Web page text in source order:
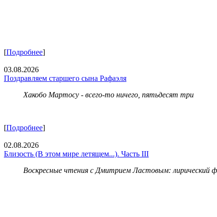
[Подробнее]
03.08.2026
Поздравляем старшего сына Рафаэля
Хакобо Мартосу - всего-то ничего, пятьдесят три
[Подробнее]
02.08.2026
Близость (В этом мире летящем...). Часть III
Воскресные чтения с Дмитрием Ластовым: лирический